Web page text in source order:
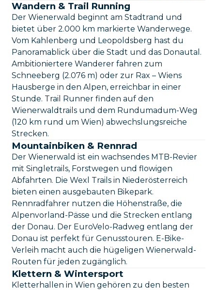
Wandern & Trail Running
Der Wienerwald beginnt am Stadtrand und
bietet über 2.000 km markierte Wanderwege.
Vom Kahlenberg und Leopoldsberg hast du
Panoramablick über die Stadt und das Donautal.
Ambitioniertere Wanderer fahren zum
Schneeberg (2.076 m) oder zur Rax – Wiens
Hausberge in den Alpen, erreichbar in einer
Stunde. Trail Runner finden auf den
Wienerwaldtrails und dem Rundumadum-Weg
(120 km rund um Wien) abwechslungsreiche
Strecken.
Mountainbiken & Rennrad
Der Wienerwald ist ein wachsendes MTB-Revier
mit Singletrails, Forstwegen und flowigen
Abfahrten. Die Wexl Trails in Niederösterreich
bieten einen ausgebauten Bikepark.
Rennradfahrer nutzen die Höhenstraße, die
Alpenvorland-Pässe und die Strecken entlang
der Donau. Der EuroVelo-Radweg entlang der
Donau ist perfekt für Genusstouren. E-Bike-
Verleih macht auch die hügeligen Wienerwald-
Routen für jeden zugänglich.
Klettern & Wintersport
Kletterhallen in Wien gehören zu den besten